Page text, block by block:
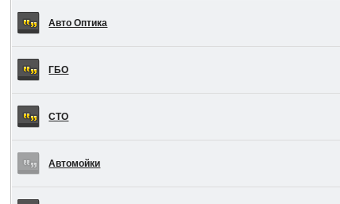
Авто Оптика
ГБО
СТО
Автомойки